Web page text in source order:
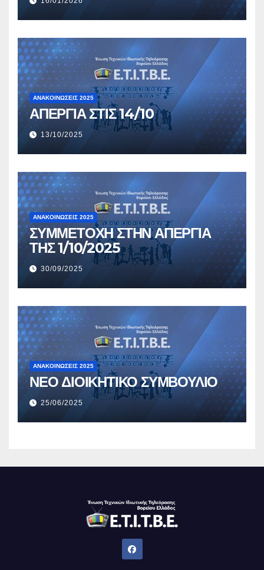
ΑΝΑΚΟΙΝΏΣΕΙΣ 2025
ΑΠΕΡΓΙΑ ΣΤΙΣ 14/10
13/10/2025
ΑΝΑΚΟΙΝΏΣΕΙΣ 2025
ΣΥΜΜΕΤΟΧΗ ΣΤΗΝ ΑΠΕΡΓΙΑ
ΤΗΣ 1/10/2025
30/09/2025
ΑΝΑΚΟΙΝΏΣΕΙΣ 2025
ΝΕΟ ΔΙΟΙΚΗΤΙΚΟ ΣΥΜΒΟΥΛΙΟ
25/06/2025